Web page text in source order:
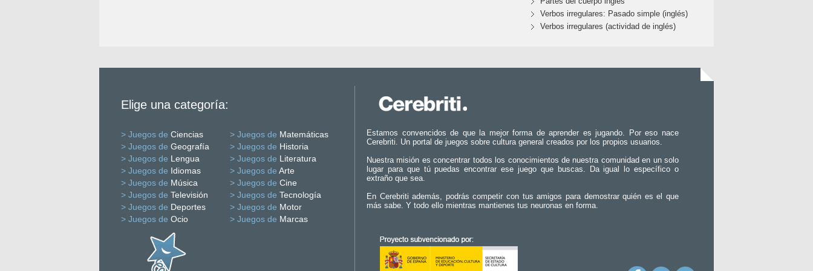
Verbos irregulares: Pasado simple (inglés)
Verbos irregulares (actividad de inglés)
Elige una categoría:
> Juegos de Ciencias > Juegos de Matemáticas
> Juegos de Geografía > Juegos de Historia
> Juegos de Lengua > Juegos de Literatura
> Juegos de Idiomas > Juegos de Arte
> Juegos de Música > Juegos de Cine
> Juegos de Televisión > Juegos de Tecnología
> Juegos de Deportes > Juegos de Motor
> Juegos de Ocio > Juegos de Marcas
Estamos convencidos de que la mejor forma de aprender es jugando. Por eso nace
Cerebriti. Un portal de juegos sobre cultura general creados por los propios usuarios.
Nuestra misión es concentrar todos los conocimientos de nuestra comunidad en un solo
lugar para que tú puedas encontrar ese juego que buscas. Da igual lo específico o
extraño que sea.
En Cerebriti además, podrás competir con tus amigos para demostrar quién es el que
más sabe. Y todo ello mientras mantienes tus neuronas en forma.